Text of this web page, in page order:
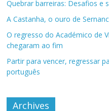
Quebrar barreiras: Desafios e
A Castanha, o ouro de
O regresso do Académico de
chegaram ao fim
Partir para vencer, regressar
português
Archives